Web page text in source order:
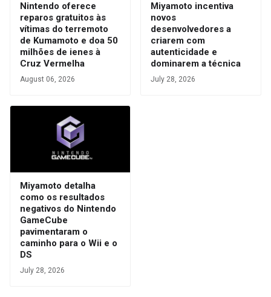
Nintendo oferece
reparos gratuitos às
vítimas do terremoto
de Kumamoto e doa 50
milhões de ienes à
Cruz Vermelha
August 06, 2026
Miyamoto incentiva
novos
desenvolvedores a
criarem com
autenticidade e
dominarem a técnica
July 28, 2026
Miyamoto detalha
como os resultados
negativos do Nintendo
GameCube
pavimentaram o
caminho para o Wii e o
DS
July 28, 2026